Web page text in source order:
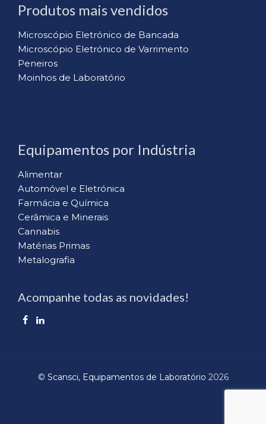
Produtos mais vendidos
Microscópio Eletrónico de Bancada
Microscópio Eletrónico de Varrimento
Peneiros
Moinhos de Laboratório
Equipamentos por Indústria
Alimentar
Automóvel e Eletrónica
Farmácia e Química
Cerâmica e Minerais
Cannabis
Matérias Primas
Metalografia
Acompanhe todas as novidades!
© Scansci, Equipamentos de Laboratório 2026